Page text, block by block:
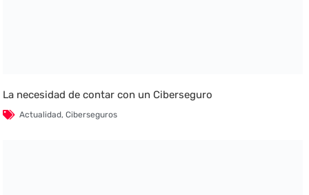
La necesidad de contar con un Ciberseguro
Actualidad,Ciberseguros